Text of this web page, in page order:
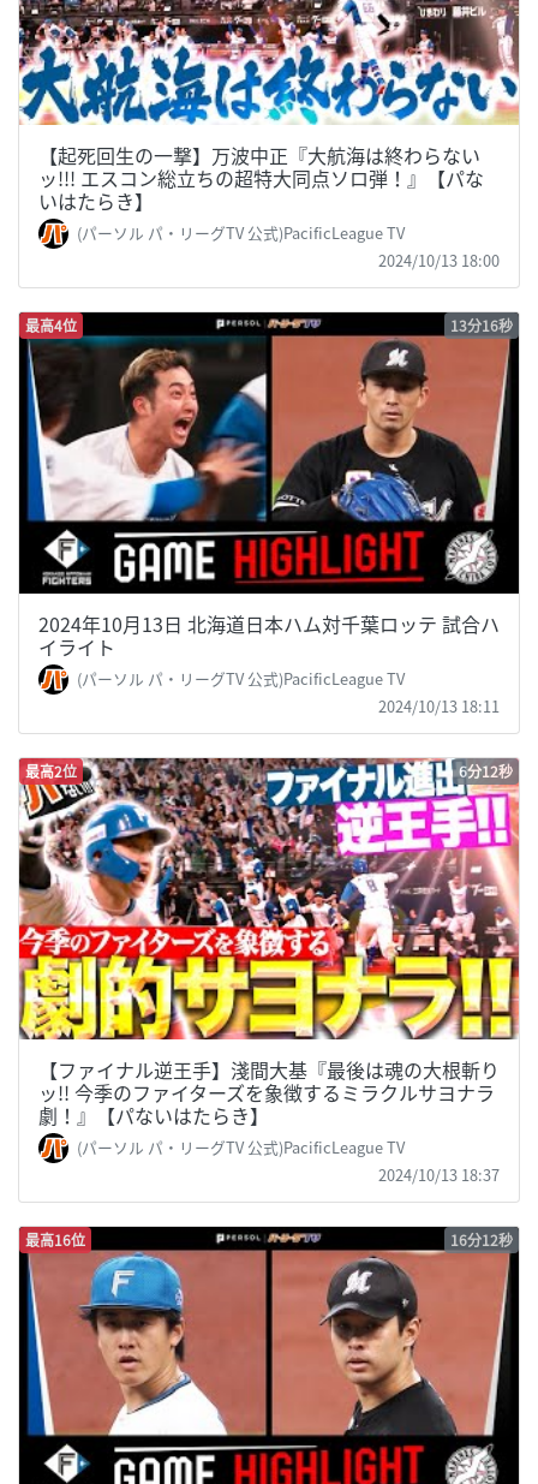
【起死回生の一撃】万波中正『大航海は終わらない
ッ!!! エスコン総立ちの超特大同点ソロ弾！』【パな
いはたらき】
(パーソル パ・リーグTV 公式)PacificLeague TV
2024/10/13 18:00
最高4位 13分16秒
2024年10月13日 北海道日本ハム対千葉ロッテ 試合ハ
イライト
(パーソル パ・リーグTV 公式)PacificLeague TV
2024/10/13 18:11
最高2位 6分12秒
【ファイナル逆王手】淺間大基『最後は魂の大根斬り
ッ!! 今季のファイターズを象徴するミラクルサヨナラ
劇！』【パないはたらき】
(パーソル パ・リーグTV 公式)PacificLeague TV
2024/10/13 18:37
最高16位 16分12秒